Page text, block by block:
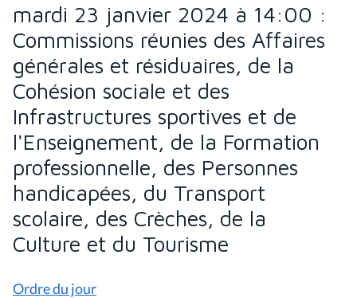
mardi 23 janvier 2024 à 14:00 :
Commissions réunies des Affaires
générales et résiduaires, de la
Cohésion sociale et des
Infrastructures sportives et de
l'Enseignement, de la Formation
professionnelle, des Personnes
handicapées, du Transport
scolaire, des Crèches, de la
Culture et du Tourisme
Ordre du jour